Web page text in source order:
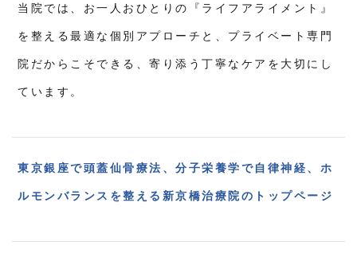
当院では、お一人おひとりの『ライフアライメント』
を整える最適な個別アプローチと、プライベート専門
院だからこそできる、寄り添う丁寧なケアを大切にし
ています。
東京銀座で頭蓋仙骨療法、分子栄養学で自律神経、ホ
ルモンバランスを整える新京橋治療院のトップページ